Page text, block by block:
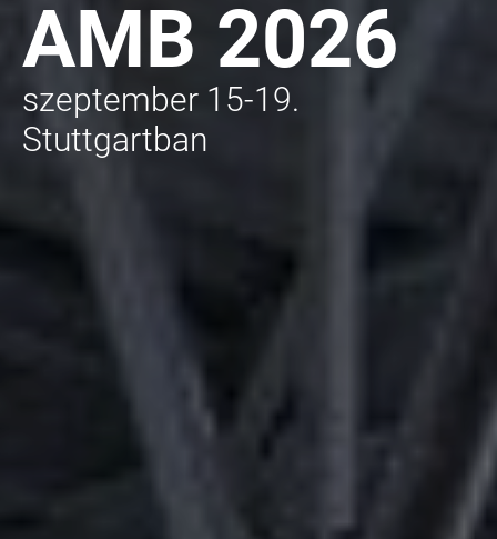
AMB 2026
szeptember 15-19.
Stuttgartban